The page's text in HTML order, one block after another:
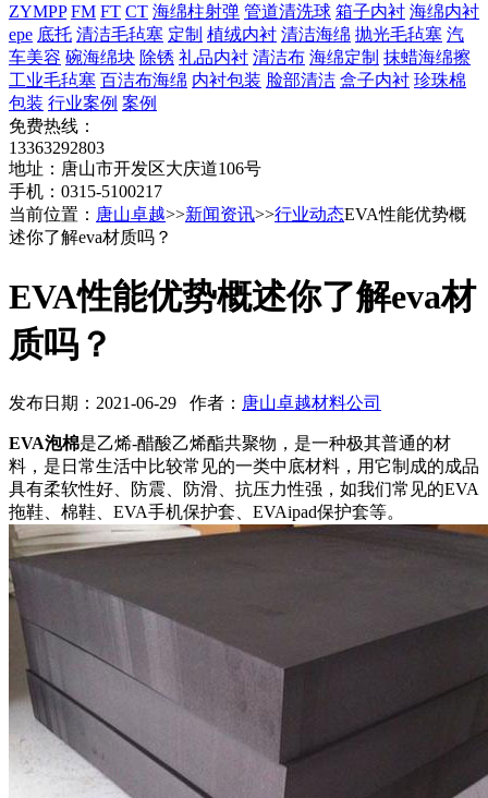
ZYMPP FM FT CT 海绵柱射弹 管道清洗球 箱子内衬 海绵内衬
epe 底托 清洁毛毡塞 定制 植绒内衬 清洁海绵 抛光毛毡塞 汽
车美容 碗海绵块 除锈 礼品内衬 清洁布 海绵定制 抹蜡海绵擦
工业毛毡塞 百洁布海绵 内衬包装 脸部清洁 盒子内衬 珍珠棉
包装 行业案例 案例
免费热线：
13363292803
地址：唐山市开发区大庆道106号
手机：0315-5100217
当前位置： 唐山卓越>>新闻资讯>>行业动态EVA性能优势概
述你了解eva材质吗？
EVA性能优势概述你了解eva材
质吗？
发布日期：2021-06-29 作者： 唐山卓越材料公司
EVA泡棉是乙烯-醋酸乙烯酯共聚物，是一种极其普通的材
料，是日常生活中比较常见的一类中底材料，用它制成的成品
具有柔软性好、防震、防滑、抗压力性强，如我们常见的EVA
拖鞋、棉鞋、EVA手机保护套、EVAipad保护套等。